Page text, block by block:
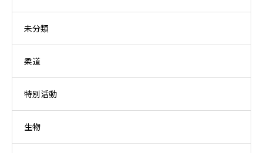
未分類
柔道
特別活動
生物